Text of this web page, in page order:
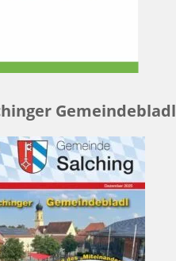
Gemeindebladl